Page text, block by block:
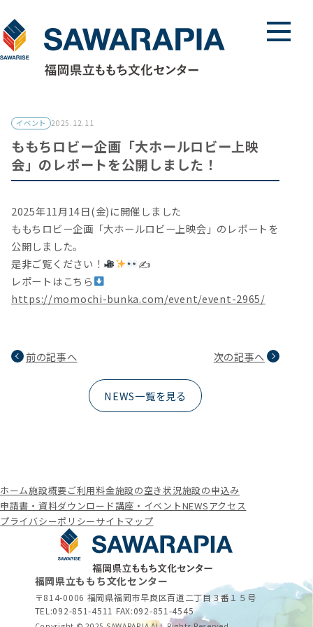
メニュ
イベント 2025.12.11
ももちロビー企画「大ホールロビー上映
会」のレポートを公開しました！
2025年11月14日(金)に開催しました
ももちロビー企画「大ホールロビー上映会」のレポートを
公開しました。
是非ご覧ください！
✍
レポートはこちら
https://momochi-bunka.com/event/event-2965/
前の記事へ 次の記事へ
NEWS一覧を見る
福岡県立ももち文化センター
〒814-0006 福岡県福岡市早良区百道二丁目３番１５号
TEL:092-851-4511 FAX:092-851-4545
ホーム施設概要ご利用料金施設の空き状況施設の申込み
申請書・資料ダウンロード講座・イベントNEWSアクセス
プライバシーポリシーサイトマップ